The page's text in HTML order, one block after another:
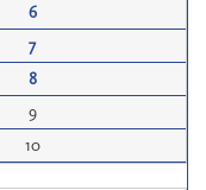
6
7
8
9
10